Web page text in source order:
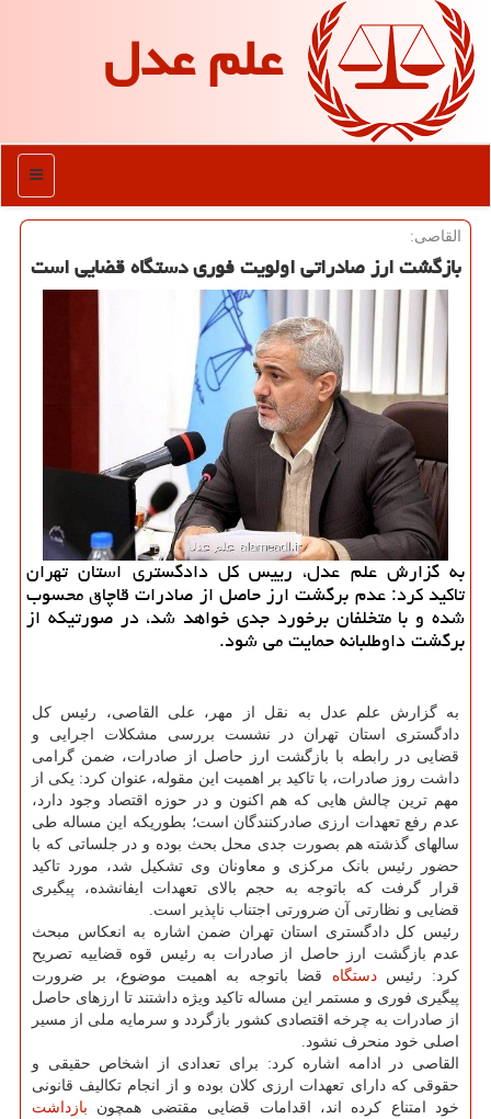
علم عدل
منو
القاصی:
بازگشت ارز صادراتی اولویت فوری دستگاه قضایی است
به گزارش علم عدل، رییس کل دادگستری استان تهران
تاکید کرد: عدم برگشت ارز حاصل از صادرات قاچاق محسوب
شده و با متخلفان برخورد جدی خواهد شد، در صورتیکه از
برگشت داوطلبانه حمایت می شود.
به گزارش علم عدل به نقل از مهر، علی القاصی، رئیس کل
دادگستری استان تهران در نشست بررسی مشکلات اجرایی و
قضایی در رابطه با بازگشت ارز حاصل از صادرات، ضمن گرامی
داشت روز صادرات، با تاکید بر اهمیت این مقوله، عنوان کرد: یکی از
مهم ترین چالش هایی که هم اکنون و در حوزه اقتصاد وجود دارد،
عدم رفع تعهدات ارزی صادرکنندگان است؛ بطوریکه این مساله طی
سالهای گذشته هم بصورت جدی محل بحث بوده و در جلساتی که با
حضور رئیس بانک مرکزی و معاونان وی تشکیل شد، مورد تاکید
قرار گرفت که باتوجه به حجم بالای تعهدات ایفانشده، پیگیری
قضایی و نظارتی آن ضرورتی اجتناب ناپذیر است.
رئیس کل دادگستری استان تهران ضمن اشاره به انعکاس مبحث
عدم بازگشت ارز حاصل از صادرات به رئیس قوه قضاییه تصریح
کرد: رئیسدستگاه قضا باتوجه به اهمیت موضوع، بر ضرورت
پیگیری فوری و مستمر این مساله تاکید ویژه داشتند تا ارزهای حاصل
از صادرات به چرخه اقتصادی کشور بازگردد و سرمایه ملی از مسیر
اصلی خود منحرف نشود.
القاصی در ادامه اشاره کرد: برای تعدادی از اشخاص حقیقی و
حقوقی که دارای تعهدات ارزی کلان بوده و از انجام تکالیف قانونی
خود امتناع کرده اند، اقدامات قضایی مقتضی همچون بازداشت